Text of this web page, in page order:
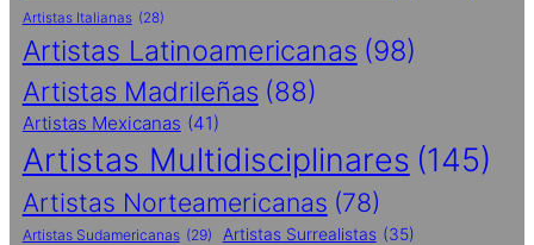
Artistas Italianas (28)
Artistas Latinoamericanas (98)
Artistas Madrileñas (88)
Artistas Mexicanas (41)
Artistas Multidisciplinares (145)
Artistas Norteamericanas (78)
Artistas Sudamericanas (29) Artistas Surrealistas (35)